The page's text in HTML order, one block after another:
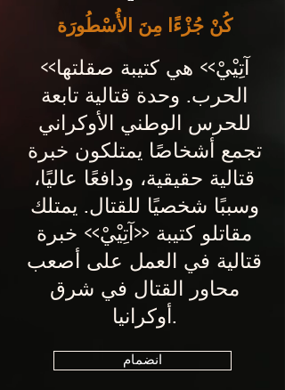
كُنْ جُزْءًا مِنَ الأُسْطُورَة
«آتِيْيْ» هي كتيبة صقلتها
الحرب. وحدة قتالية تابعة
للحرس الوطني الأوكراني
تجمع أشخاصًا يمتلكون خبرة
قتالية حقيقية، ودافعًا عاليًا،
وسببًا شخصيًا للقتال. يمتلك
مقاتلو كتيبة «آتِيْيْ» خبرة
قتالية في العمل على أصعب
محاور القتال في شرق
أوكرانيا.
انضمام